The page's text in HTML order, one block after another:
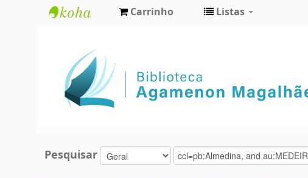
Agamenon
Magalhães
Carrinho Listas
Pesquisar